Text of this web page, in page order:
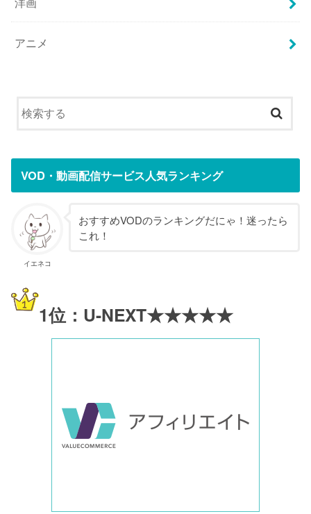
アニメ
VOD・動画配信サービス人気ランキング
イエネコ
おすすめVODのランキングだにゃ！迷ったら
これ！
1位：U-NEXT★★★★★